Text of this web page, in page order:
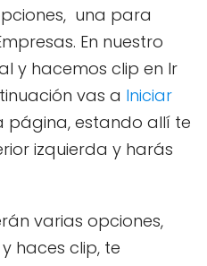
una para
En nuestro
y hacemos clip en Ir
vas a Iniciar
página, estando allí te
izquierda y harás
varias opciones,
haces clip, te